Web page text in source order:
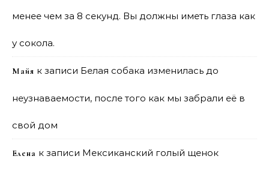
менее чем за 8 секунд. Вы должны иметь глаза как
у сокола.
Майя к записи Белая собака изменилась до
неузнаваемости, после того как мы забрали её в
свой дом
Елена к записи Мексиканский голый щенок